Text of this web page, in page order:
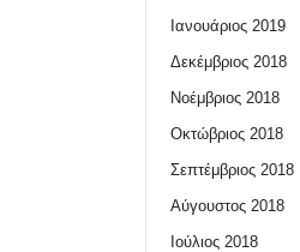
Ιανουάριος 2019
Δεκέμβριος 2018
Νοέμβριος 2018
Οκτώβριος 2018
Σεπτέμβριος 2018
Αύγουστος 2018
Ιούλιος 2018